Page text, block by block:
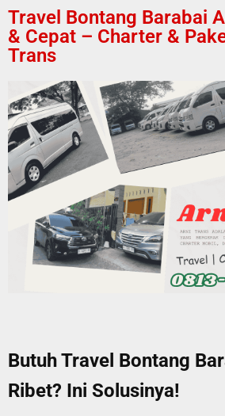
Travel Bontang Barabai
& Cepat – Charter &
Trans
Butuh Travel Bontang
Ribet? Ini Solusinya!